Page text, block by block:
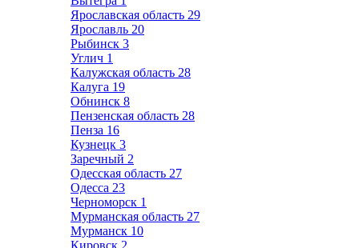
Ярославская область 29
Ярославль 20
Рыбинск 3
Углич 1
Калужская область 28
Калуга 19
Обнинск 8
Пензенская область 28
Пенза 16
Кузнецк 3
Заречный 2
Одесская область 27
Одесса 23
Черноморск 1
Мурманская область 27
Мурманск 10
Кировск 2